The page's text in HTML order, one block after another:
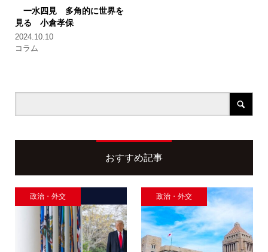
一水四見 多角的に世界を
見る 小倉孝保
2024.10.10
コラム
おすすめ記事
政治・外交 政治・外交